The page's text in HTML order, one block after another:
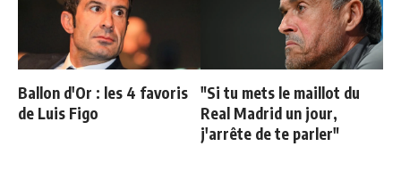
Ballon d'Or : les 4 favoris
de Luis Figo
"Si tu mets le maillot du
Real Madrid un jour,
j'arrête de te parler"